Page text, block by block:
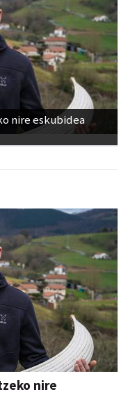
nire eskubidea
nire